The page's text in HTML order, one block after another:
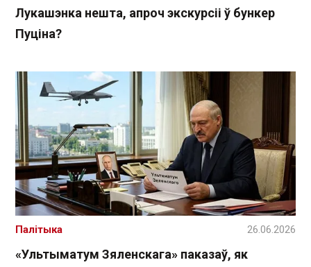
Лукашэнка нешта, апроч экскурсіі ў бункер
Пуціна?
«Ультыматум Зяленскага» паказаў, як
Палітыка 26.06.2026